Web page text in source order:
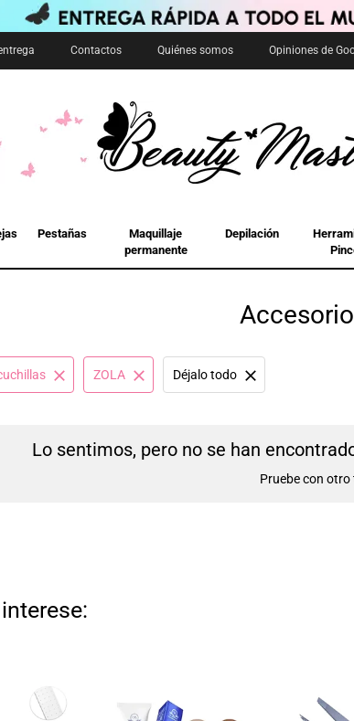
Contactos Quiénes somos Opiniones de
Pestañas
Maquillaje
permanente
Depilación
ZOLA Déjalo todo
Lo sentimos, pero no se han
Pruebe con